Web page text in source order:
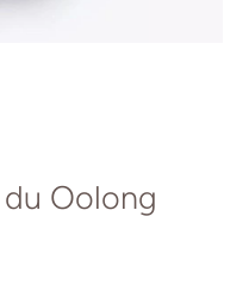
Oolong